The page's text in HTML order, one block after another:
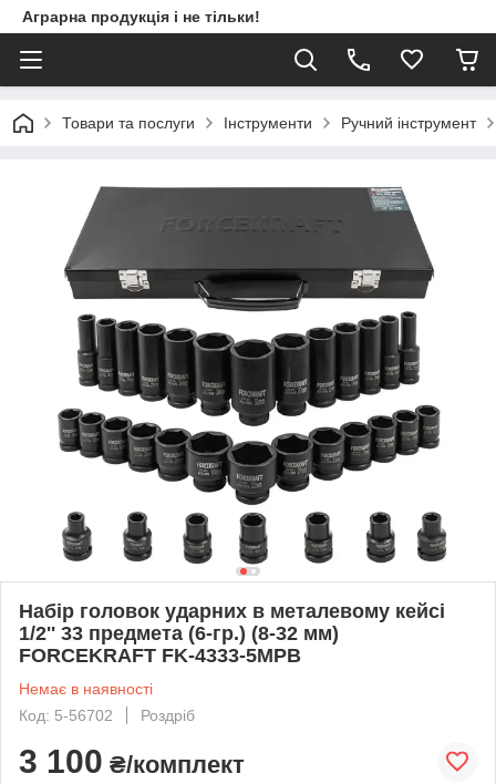
Аграрна продукція і не тільки!
Товари та послуги Інструменти Ручний інструмент
Набір головок ударних в металевому кейсі
1/2'' 33 предмета (6-гр.) (8-32 мм)
FORCEKRAFT FK-4333-5MPB
Немає в наявності
Код: 5-56702
Роздріб
3 100 ₴/комплект